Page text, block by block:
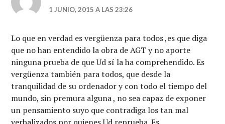
1 JUNIO, 2015 A LAS 23:26
Lo que en verdad es vergüenza para todos ,es que diga
que no han entendido la obra de AGT y no aporte
ninguna prueba de que Ud sí la ha comprehendido. Es
vergüenza también para todos, que desde la
tranquilidad de su ordenador y con todo el tiempo del
mundo, sin premura alguna , no sea capaz de exponer
un pensamiento suyo que contradiga los tan mal